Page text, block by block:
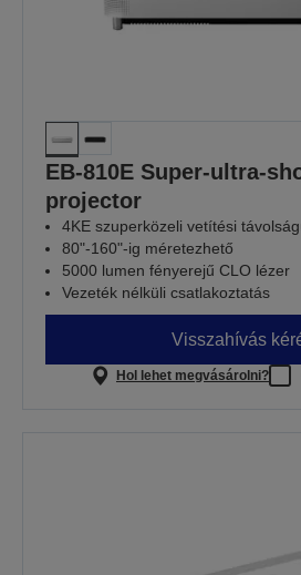
EB-810E Super-ultra-
projector
4KE szuperközeli vetítési
80"-160"-ig méretezhető
5000 lumen fényerejű CLO lézer
Vezeték nélküli csatlakoztatás
Visszahívás
Hol lehet megvásárolni?